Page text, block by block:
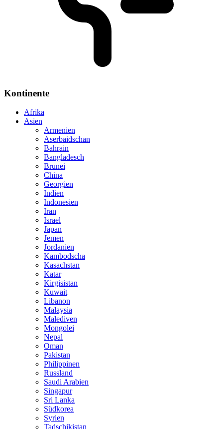
Kontinente
Afrika
Asien
Armenien
Aserbaidschan
Bahrain
Bangladesch
Brunei
China
Georgien
Indien
Indonesien
Iran
Israel
Japan
Jemen
Jordanien
Kambodscha
Kasachstan
Katar
Kirgisistan
Kuwait
Libanon
Malaysia
Malediven
Mongolei
Nepal
Oman
Pakistan
Philippinen
Russland
Saudi Arabien
Singapur
Sri Lanka
Südkorea
Syrien
Tadschikistan